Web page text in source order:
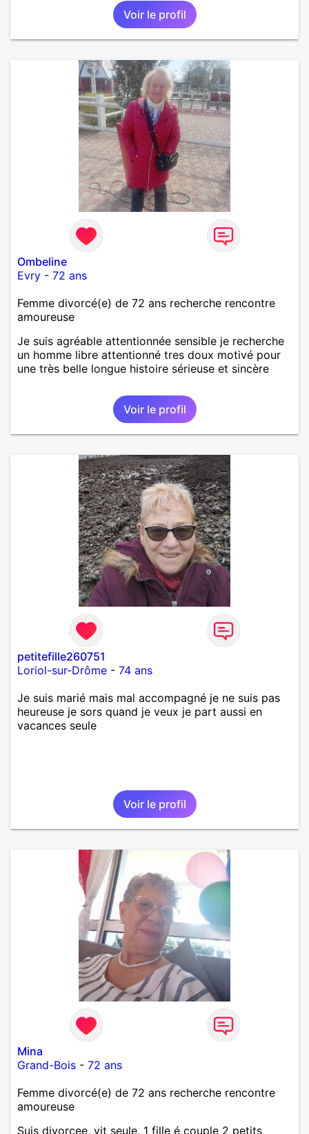
Voir le profil
Ombeline
Evry - 72 ans
Femme divorcé(e) de 72 ans recherche rencontre
amoureuse
Je suis agréable attentionnée sensible je recherche
un homme libre attentionné tres doux motivé pour
une très belle longue histoire sérieuse et sincère
Voir le profil
petitefille260751
Loriol-sur-Drôme - 74 ans
Je suis marié mais mal accompagné je ne suis pas
heureuse je sors quand je veux je part aussi en
vacances seule
Voir le profil
Mina
Grand-Bois - 72 ans
Femme divorcé(e) de 72 ans recherche rencontre
amoureuse
Suis divorcee, vit seule, 1 fille é couple 2 petits